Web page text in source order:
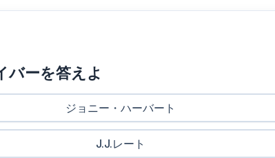
バーを答えよ
ジョニー・ハーバート
J.J.レート